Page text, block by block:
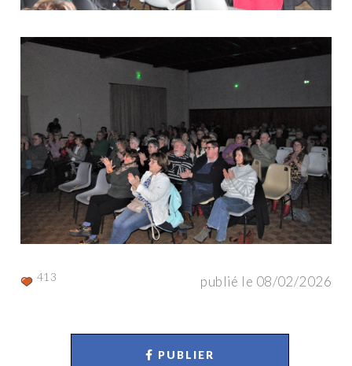
publié le 08/02/2026
413
PUBLIER